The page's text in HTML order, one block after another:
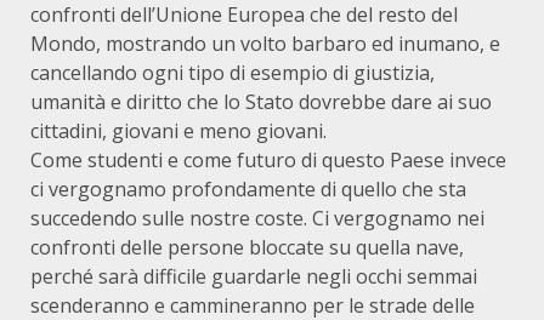
confronti dell’Unione Europea che del resto del
Mondo, mostrando un volto barbaro ed inumano, e
cancellando ogni tipo di esempio di giustizia,
umanità e diritto che lo Stato dovrebbe dare ai suo
cittadini, giovani e meno giovani.
Come studenti e come futuro di questo Paese invece
ci vergognamo profondamente di quello che sta
succedendo sulle nostre coste. Ci vergognamo nei
confronti delle persone bloccate su quella nave,
perché sarà difficile guardarle negli occhi semmai
scenderanno e cammineranno per le strade delle